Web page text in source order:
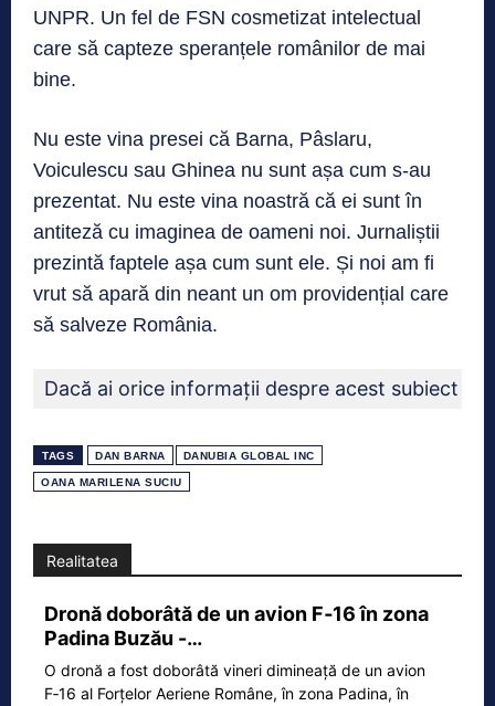
UNPR. Un fel de FSN cosmetizat intelectual
care să capteze speranțele românilor de mai
bine.
Nu este vina presei că Barna, Pâslaru,
Voiculescu sau Ghinea nu sunt așa cum s-au
prezentat. Nu este vina noastră că ei sunt în
antiteză cu imaginea de oameni noi. Jurnaliștii
prezintă faptele așa cum sunt ele. Și noi am fi
vrut să apară din neant un om providențial care
să salveze România.
Dacă ai orice informații despre acest subiect
TAGS DAN BARNA DANUBIA GLOBAL INC
OANA MARILENA SUCIU
Realitatea
Dronă doborâtă de un avion F‑16 în zona
Padina Buzău -…
O dronă a fost doborâtă vineri dimineață de un avion
F‑16 al Forțelor Aeriene Române, în zona Padina, în